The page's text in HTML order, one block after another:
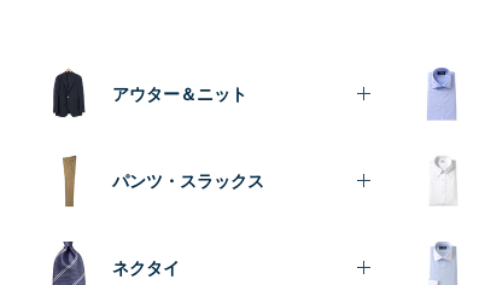
アウター＆ニット
パンツ・スラックス
ネクタイ